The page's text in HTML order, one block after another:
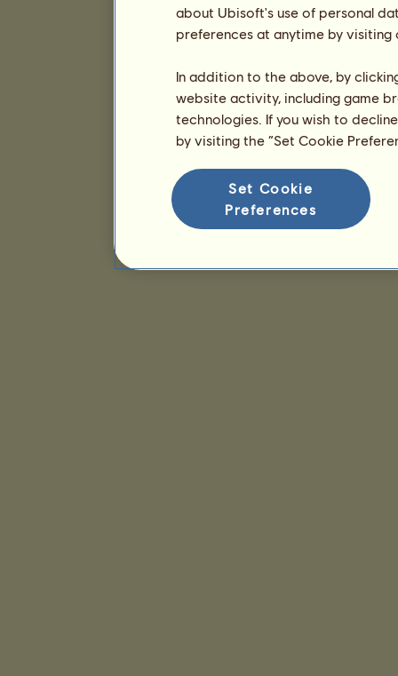
about Ubisoft's use of personal
preferences at anytime by
In addition to the above, by
website activity, including game
technologies. If you wish to
by visiting the “Set Cookie
Set Cookie
Preferences